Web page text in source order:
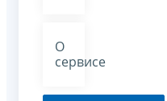
О
сервисе